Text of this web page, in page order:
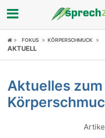
Fokus
Symptome
Untersuchungen
FOKUS KÖRPERSCHMUCK
AKTUELL
Aktuelles zum